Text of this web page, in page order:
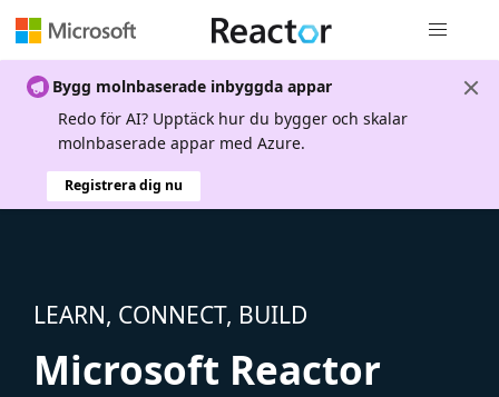
Bygg molnbaserade inbyggda appar
Redo för AI? Upptäck hur du bygger och skalar
molnbaserade appar med Azure.
Registrera dig nu
LEARN, CONNECT, BUILD
Microsoft Reactor